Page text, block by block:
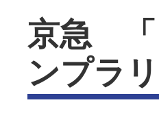
京急 「
ンプラ